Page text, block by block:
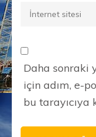
İnternet
Daha sonraki
için adım, e-
bu tarayıcıya